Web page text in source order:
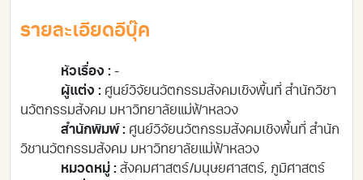
รายละเอียดอีบุ๊ค
หัวเรื่อง : -
ผู้แต่ง : ศูนย์วิจัยนวัตกรรมสังคมเชิงพื้นที่ สำนักวิชา
นวัตกรรมสังคม มหาวิทยาลัยแม่ฟ้าหลวง
สำนักพิมพ์ : ศูนย์วิจัยนวัตกรรมสังคมเชิงพื้นที่ สำนัก
วิชานวัตกรรมสังคม มหาวิทยาลัยแม่ฟ้าหลวง
หมวดหมู่ : สังคมศาสตร์/มนุษยศาสตร์, ภูมิศาสตร์